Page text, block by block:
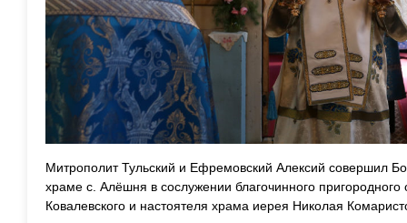
Митрополит Тульский и Ефремовский Алексий совершил
храме с. Алёшня в сослужении благочинного пригородного
Ковалевского и настоятеля храма иерея Николая